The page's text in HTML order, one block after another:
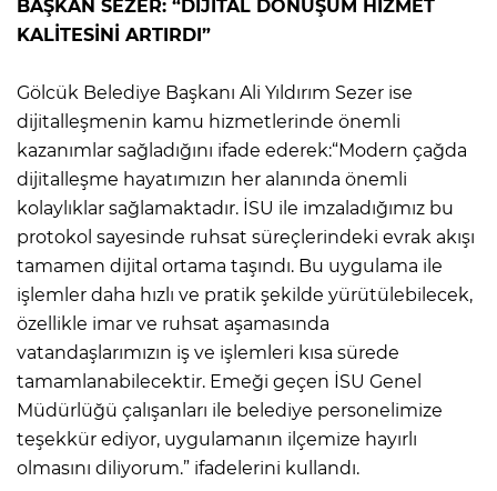
BAŞKAN SEZER: “DİJİTAL DÖNÜŞÜM HİZMET
KALİTESİNİ ARTIRDI”
Gölcük Belediye Başkanı Ali Yıldırım Sezer ise
dijitalleşmenin kamu hizmetlerinde önemli
kazanımlar sağladığını ifade ederek:“Modern çağda
dijitalleşme hayatımızın her alanında önemli
kolaylıklar sağlamaktadır. İSU ile imzaladığımız bu
protokol sayesinde ruhsat süreçlerindeki evrak akışı
tamamen dijital ortama taşındı. Bu uygulama ile
işlemler daha hızlı ve pratik şekilde yürütülebilecek,
özellikle imar ve ruhsat aşamasında
vatandaşlarımızın iş ve işlemleri kısa sürede
tamamlanabilecektir. Emeği geçen İSU Genel
Müdürlüğü çalışanları ile belediye personelimize
teşekkür ediyor, uygulamanın ilçemize hayırlı
olmasını diliyorum.” ifadelerini kullandı.